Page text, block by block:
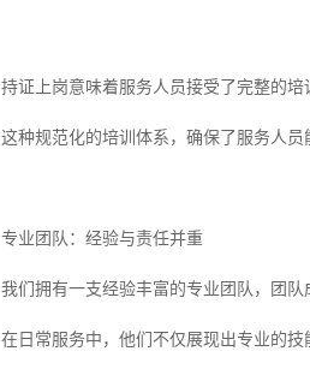
持证上岗意味着服务人员接受了完整的
这种规范化的培训体系，确保了服务人
专业团队：经验与责任并重
我们拥有一支经验丰富的专业团队，团队
在日常服务中，他们不仅展现出专业的技